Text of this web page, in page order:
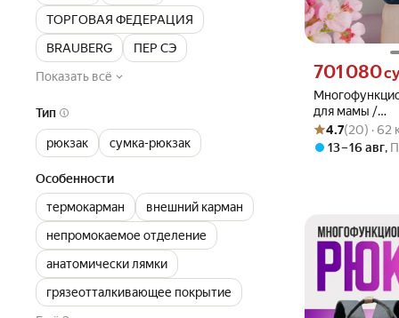
ТОРГОВАЯ ФЕДЕРАЦИЯ
BRAUBERG
ПЕР СЭ
Показать всё
Тип
рюкзак сумка-рюкзак
Особенности
термокарман
внешний карман
непромокаемое отделение
анатомически лямки
грязеотталкивающее покрытие
для мамы /
дорожный
для мелочей
Цена 701080 сум
701 080
Рейтинг товара:
Оценок: (20) · 62
4.7(20) · 62
13 – 16 авг,